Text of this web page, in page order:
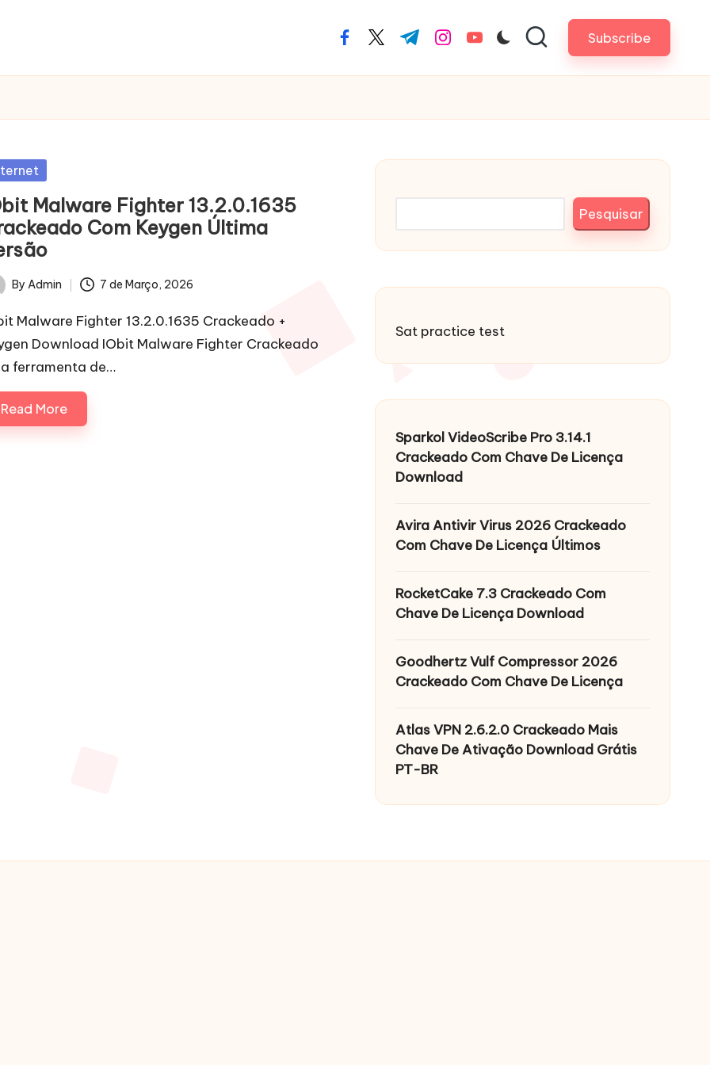
facebook.com
twitter.com
t.me instagram.com
youtube.com Subscribe
Malware Fighter 13.2.0.1635
Com Keygen Última
By Admin 7 de Março, 2026
Malware Fighter 13.2.0.1635 Crackeado +
Download IObit Malware Fighter Crackeado
ferramenta de…
Read More
Pesquisar
Pesquisar
Sat practice test
Sparkol VideoScribe Pro 3.14.1
Crackeado Com Chave De Licença
Download
Avira Antivir Virus 2026 Crackeado
Com Chave De Licença Últimos
RocketCake 7.3 Crackeado Com
Chave De Licença Download
Goodhertz Vulf Compressor 2026
Crackeado Com Chave De Licença
Atlas VPN 2.6.2.0 Crackeado Mais
Chave De Ativação Download Grátis
PT-BR